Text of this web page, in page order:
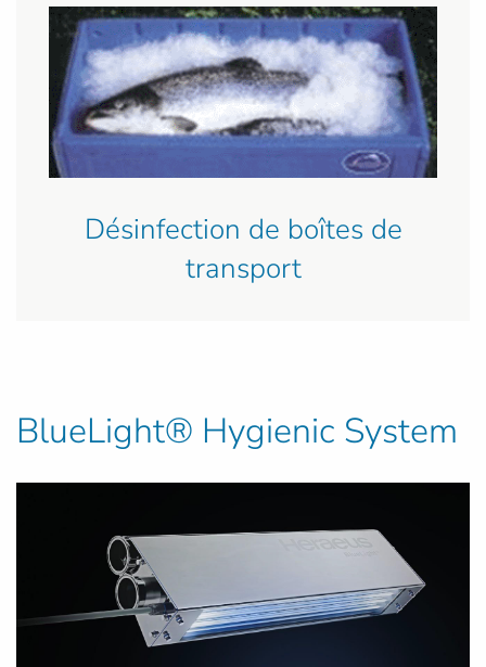
Désinfection de boîtes de
transport
BlueLight® Hygienic System